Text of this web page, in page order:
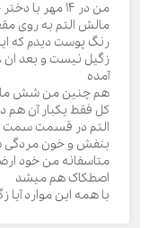
من در ۱۴ مهر
مالش التم به روی
رنگ پوست دیدم که
زگیل نیست و بعد ان
آمده
هم چنین من شش ماه
التم در قسمت سمت
بنفش و خون مردگی
متاسفانه من خود
اصطکاک هم میشد
با همه این موارد